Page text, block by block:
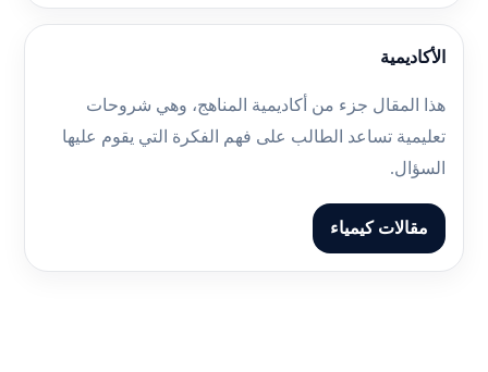
الأكاديمية
هذا المقال جزء من أكاديمية المناهج، وهي شروحات
تعليمية تساعد الطالب على فهم الفكرة التي يقوم عليها
السؤال.
مقالات كيمياء